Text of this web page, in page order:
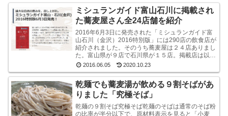
ミシュランガイド富山石川に掲載され
た蕎麦屋さん全24店舗を紹介
2016年6月3日に発売された「ミシュランガイド富
山石川（金沢）2016特別版」には290店の飲食店が
紹介されました。そのうち蕎麦屋は２４店ありまし
た。富山県が９店で石川県が１５店。掲載店は以下
のとおりです。ミシュラン・ガイド富山石川（金
2016.06.05 2020.10.23
乾麺でも蕎麦湯が飲める９割そばがあ
りました「究極そば」
乾麺の９割そば究極そば乾麺のそばは通常のそば粉
の比率が半分以下で、原材料表示を見ると「小麦